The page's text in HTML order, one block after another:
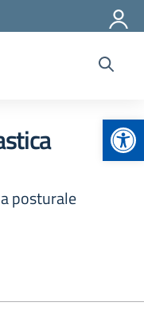
posturale